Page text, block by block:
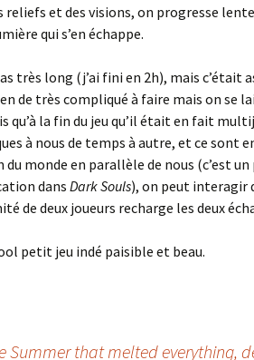
reliefs et des visions, on progresse
qui s’en échappe.
très long (j’ai fini en 2h), mais
de très compliqué à faire mais on se
qu’à la fin du jeu qu’il était en fait
à nous de temps à autre, et ce sont
du monde en parallèle de nous (c’est
dans Dark Souls), on peut interagir
de deux joueurs recharge les deux
petit jeu indé paisible et beau.
Summer that melted everything,